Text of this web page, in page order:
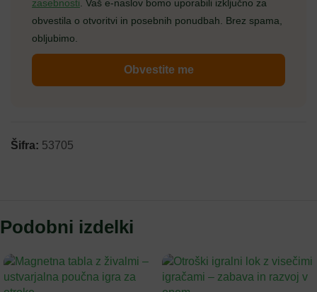
zasebnosti . Vaš e-naslov bomo uporabili izključno za
obvestila o otvoritvi in posebnih ponudbah. Brez spama,
obljubimo.
Obvestite me
Šifra: 53705
Podobni izdelki